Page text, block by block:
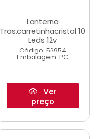
Lanterna
Tras.carretinhacristal 10
Leds 12v
Código: 56954
Embalagem: PC
Ver
preço